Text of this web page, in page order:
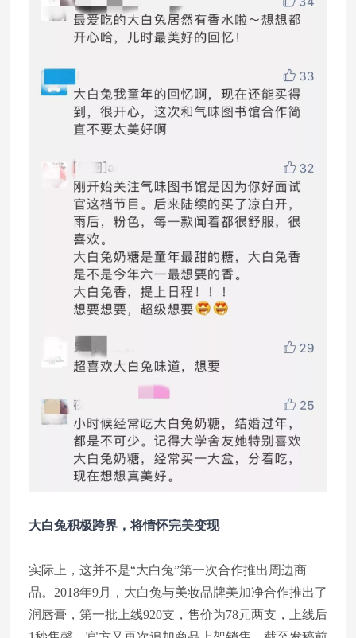
大白兔积极跨界，将情怀完美变现
实际上，这并不是“大白兔”第一次合作推出周边商
品。2018年9月，大白兔与美妆品牌美加净合作推出了
润唇膏，第一批上线920支，售价为78元两支，上线后